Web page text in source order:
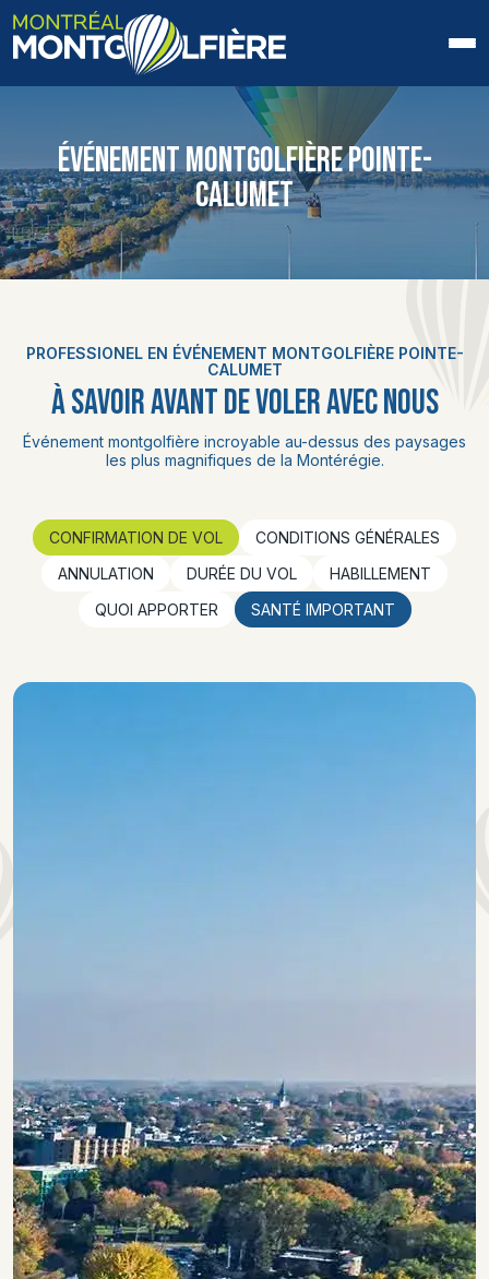
QUI SOMMES-NOUS
FAQ
BLOGUE
CONTACT
EN
ÉVÉNEMENT MONTGOLFIÈRE POINTE-
CALUMET
PROFESSIONEL EN ÉVÉNEMENT MONTGOLFIÈRE POINTE-
CALUMET
À SAVOIR AVANT DE VOLER AVEC NOUS
Événement montgolfière incroyable au-dessus des paysages
les plus magnifiques de la Montérégie.
CONFIRMATION DE VOL
CONDITIONS GÉNÉRALES
ANNULATION
DURÉE DU VOL
HABILLEMENT
QUOI APPORTER
SANTÉ IMPORTANT